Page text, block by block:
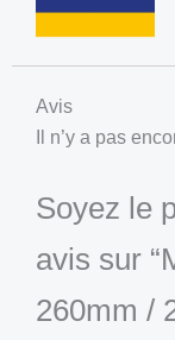
Avis
Il n’y a pas
Soyez le
avis sur
260mm /